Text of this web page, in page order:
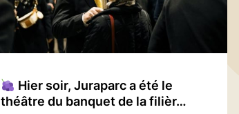
Hier soir, Juraparc a été le
théâtre du banquet de la filièr…